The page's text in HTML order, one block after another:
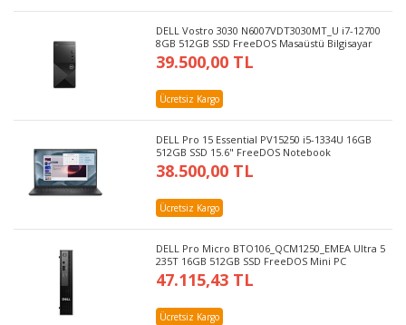
DELL Vostro 3030 N6007VDT3030MT_U i7-12700
8GB 512GB SSD FreeDOS Masaüstü Bilgisayar
39.500,00 TL
Ücretsiz Kargo
DELL Pro 15 Essential PV15250 i5-1334U 16GB
512GB SSD 15.6" FreeDOS Notebook
38.500,00 TL
Ücretsiz Kargo
DELL Pro Micro BTO106_QCM1250_EMEA Ultra 5
235T 16GB 512GB SSD FreeDOS Mini PC
47.115,43 TL
Ücretsiz Kargo